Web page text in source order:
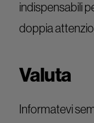
indispensabili
doppia
Valuta
Informatevi